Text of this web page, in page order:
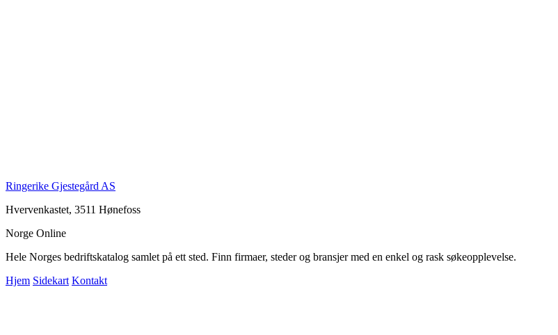
Ringerike Gjestegård AS
Hvervenkastet, 3511 Hønefoss
Norge Online
Hele Norges bedriftskatalog samlet på ett sted. Finn firmaer, steder og bransjer med en enkel og rask søkeopplevelse.
Hjem Sidekart Kontakt